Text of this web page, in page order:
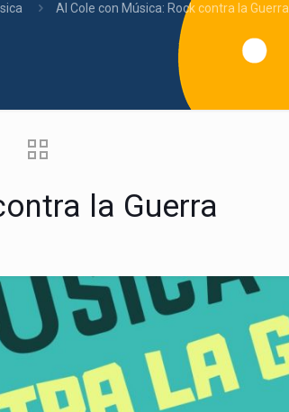
Al Cole con Música: Rock contra la Guerra
la Guerra